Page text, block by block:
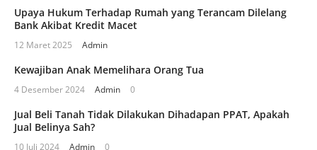
Upaya Hukum Terhadap Rumah yang Terancam Dilelang
Bank Akibat Kredit Macet
12 Maret 2025 Admin
Kewajiban Anak Memelihara Orang Tua
4 Desember 2024 Admin 0
Jual Beli Tanah Tidak Dilakukan Dihadapan PPAT, Apakah
Jual Belinya Sah?
10 Juli 2024 Admin 0